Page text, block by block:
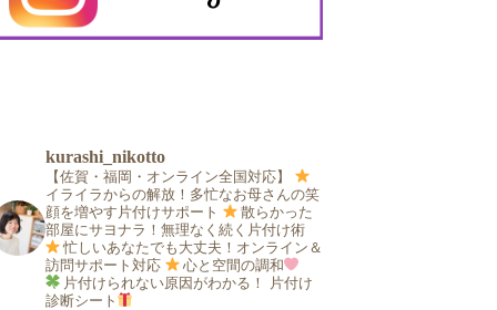
kurashi_nikotto
【佐賀・福岡・オンライン全国対応】
イライラからの解放！多忙なお母さんの笑
顔を増やす片付けサポート
散らかった
部屋にサヨナラ！無理なく続く片付け術
忙しいあなたでも大丈夫！オンライン＆
訪問サポート対応
心と空間の調和
片付けられない原因がわかる！
片付け
診断シート